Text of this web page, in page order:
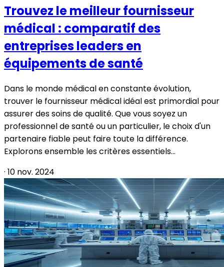
Trouvez le meilleur fournisseur
médical : comparatif des
entreprises leaders en
équipements de santé
Dans le monde médical en constante évolution,
trouver le fournisseur médical idéal est primordial pour
assurer des soins de qualité. Que vous soyez un
professionnel de santé ou un particulier, le choix d'un
partenaire fiable peut faire toute la différence.
Explorons ensemble les critères essentiels...
· 10 nov. 2024